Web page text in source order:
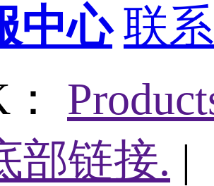
中心 联
部链接. |